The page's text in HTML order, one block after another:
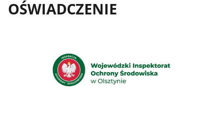
OŚWIADCZENIE